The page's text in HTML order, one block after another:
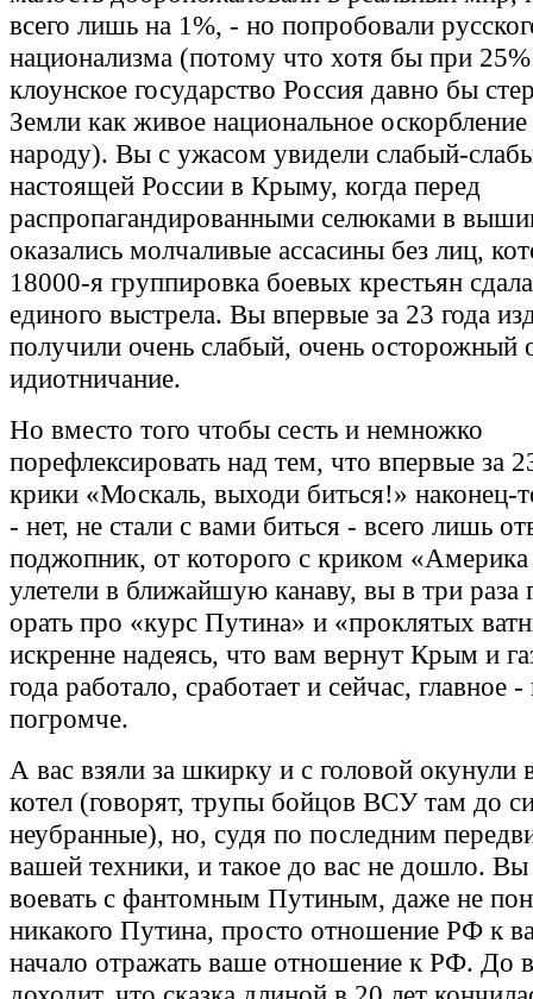
всего лишь на 1%, - но попробовали
национализма (потому что хотя бы при
клоунское государство Россия давно бы
Земли как живое национальное
народу). Вы с ужасом увидели слабый-
настоящей России в Крыму, когда перед
распропагандированными селюками в
оказались молчаливые ассасины без лиц,
18000-я группировка боевых крестьян
единого выстрела. Вы впервые за 23 года
получили очень слабый, очень осторожный
идиотничание.
Но вместо того чтобы сесть и немножко
порефлексировать над тем, что впервые за
крики «Москаль, выходи биться!» наконец-
- нет, не стали с вами биться - всего лишь
поджопник, от которого с криком
улетели в ближайшую канаву, вы в три раза
орать про «курс Путина» и «проклятых
искренне надеясь, что вам вернут Крым и
года работало, сработает и сейчас, главное -
погромче.
А вас взяли за шкирку и с головой окунули
котел (говорят, трупы бойцов ВСУ там до
неубранные), но, судя по последним
вашей техники, и такое до вас не дошло.
воевать с фантомным Путиным, даже не
никакого Путина, просто отношение РФ к
начало отражать ваше отношение к РФ. До